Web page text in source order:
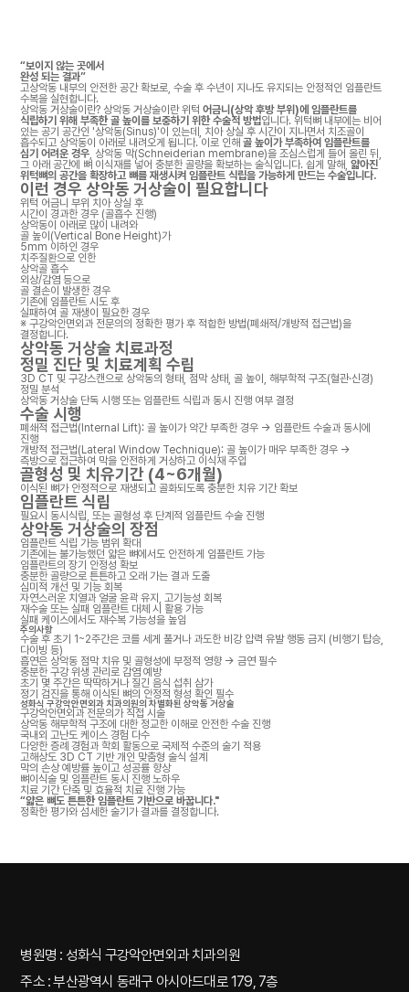
“보이지 않는 곳에서
완성 되는 결과”
고상악동 내부의 안전한 공간 확보로, 수술 후 수년이 지나도 유지되는 안정적인 임플란트
수복을 실현합니다.
상악동 거상술이란? 상악동 거상술이란 위턱어금니(상악 후방 부위)에 임플란트를
식립하기 위해 부족한 골 높이를 보충하기 위한 수술적 방법입니다. 위턱뼈 내부에는 비어
있는 공기 공간인 '상악동(Sinus)'이 있는데, 치아 상실 후 시간이 지나면서 치조골이
흡수되고 상악동이 아래로 내려오게 됩니다. 이로 인해골 높이가 부족하여 임플란트를
심기 어려운 경우 , 상악동 막(Schneiderian membrane)을 조심스럽게 들어 올린 뒤,
그 아래 공간에 뼈 이식재를 넣어 충분한 골량을 확보하는 술식입니다. 쉽게 말해,얇아진
위턱뼈의 공간을 확장하고 뼈를 재생시켜 임플란트 식립을 가능하게 만드는 수술입니다.
이런 경우 상악동 거상술이 필요합니다
위턱 어금니 부위 치아 상실 후
시간이 경과한 경우 (골흡수 진행)
상악동이 아래로 많이 내려와
골 높이(Vertical Bone Height)가
5mm 이하인 경우
치주질환으로 인한
상악골 흡수
외상/감염 등으로
골 결손이 발생한 경우
기존에 임플란트 시도 후
실패하여 골 재생이 필요한 경우
※ 구강악안면외과 전문의의 정확한 평가 후 적합한 방법(폐쇄적/개방적 접근법)을
결정합니다.
상악동 거상술 치료과정
정밀 진단 및 치료계획 수립
3D CT 및 구강스캔으로 상악동의 형태, 점막 상태, 골 높이, 해부학적 구조(혈관·신경)
정밀 분석
상악동 거상술 단독 시행 또는 임플란트 식립과 동시 진행 여부 결정
수술 시행
폐쇄적 접근법(Internal Lift): 골 높이가 약간 부족한 경우 → 임플란트 수술과 동시에
진행
개방적 접근법(Lateral Window Technique): 골 높이가 매우 부족한 경우 →
측방으로 접근하여 막을 안전하게 거상하고 이식재 주입
골형성 및 치유기간 (4~6개월)
이식된 뼈가 안정적으로 재생되고 골화되도록 충분한 치유 기간 확보
임플란트 식립
필요시 동시식립, 또는 골형성 후 단계적 임플란트 수술 진행
상악동 거상술의 장점
임플란트 식립 가능 범위 확대
기존에는 불가능했던 얇은 뼈에서도 안전하게 임플란트 가능
임플란트의 장기 안정성 확보
충분한 골량으로 튼튼하고 오래 가는 결과 도출
심미적 개선 및 기능 회복
자연스러운 치열과 얼굴 윤곽 유지, 고기능성 회복
재수술 또는 실패 임플란트 대체 시 활용 가능
실패 케이스에서도 재수복 가능성을 높임
주의사항
수술 후 초기 1~2주간은 코를 세게 풀거나 과도한 비강 압력 유발 행동 금지 (비행기 탑승,
다이빙 등)
흡연은 상악동 점막 치유 및 골형성에 부정적 영향 → 금연 필수
충분한 구강 위생 관리로 감염 예방
초기 몇 주간은 딱딱하거나 질긴 음식 섭취 삼가
정기 검진을 통해 이식된 뼈의 안정적 형성 확인 필수
성화식 구강악안면외과 치과의원의 차별화된 상악동 거상술
구강악안면외과 전문의가 직접 시술
상악동 해부학적 구조에 대한 정교한 이해로 안전한 수술 진행
국내외 고난도 케이스 경험 다수
다양한 증례 경험과 학회 활동으로 국제적 수준의 술기 적용
고해상도 3D CT 기반 개인 맞춤형 술식 설계
막의 손상 예방률 높이고 성공률 향상
뼈이식술 및 임플란트 동시 진행 노하우
치료 기간 단축 및 효율적 치료 진행 가능
“얇은 뼈도 튼튼한 임플란트 기반으로 바꿉니다."
정확한 평가와 섬세한 술기가 결과를 결정합니다.
병원명 : 성화식 구강악안면외과 치과의원
주소 : 부산광역시 동래구 아시아드대로 179, 7층